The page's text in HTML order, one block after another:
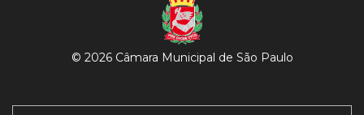
© 2026 Câmara Municipal de São Paulo